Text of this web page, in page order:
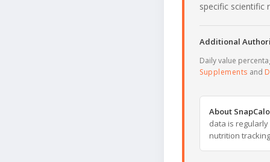
specific scientific
Additional
Daily value
Supplements and
About
data is
nutrition